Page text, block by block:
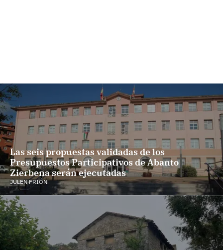
Las seis propuestas validadas de los
Presupuestos Participativos de Abanto
Zierbena serán ejecutadas
JULEN FRIÓN